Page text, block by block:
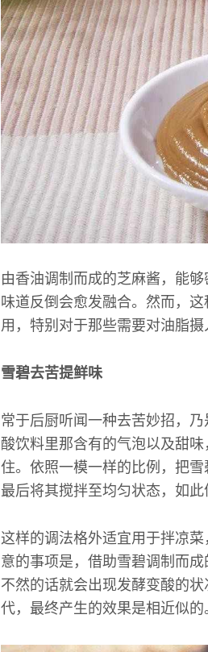
由香油调制而成的芝麻酱，能
味道反倒会愈发融合。然而，
用，特别对于那些需要对油脂
雪碧去苦提鲜味
常于后厨听闻一种去苦妙招，
酸饮料里那含有的气泡以及甜
住。依照一模一样的比例，把
最后将其搅拌至均匀状态，如此
这样的调法格外适宜用于拌凉
意的事项是，借助雪碧调制而
不然的话就会出现发酵变酸的
代，最终产生的效果是相近似的